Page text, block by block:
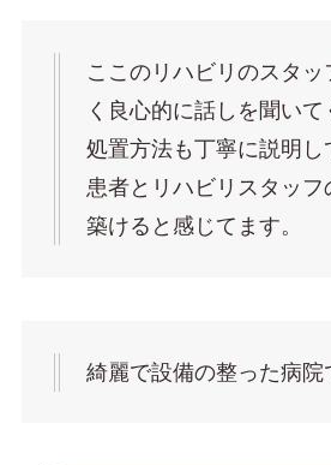
ここのリハビリのスタ
く良心的に話しを聞いて
処置方法も丁寧に説明し
患者とリハビリスタッフ
築けると感じてます。
綺麗で設備の整った病院